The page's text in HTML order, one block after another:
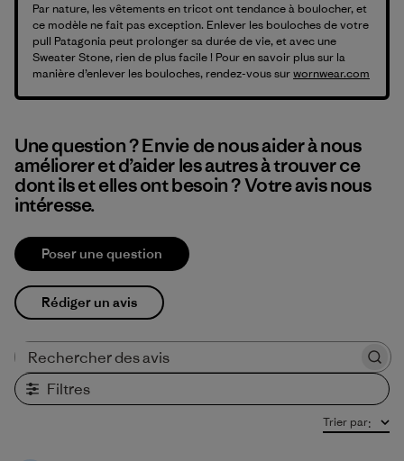
Par nature, les vêtements en tricot ont tendance à boulocher, et
ce modèle ne fait pas exception. Enlever les bouloches de votre
pull Patagonia peut prolonger sa durée de vie, et avec une
Sweater Stone, rien de plus facile ! Pour en savoir plus sur la
manière d’enlever les bouloches, rendez-vous surwornwear.com
Une question ? Envie de nous aider à nous
améliorer et d’aider les autres à trouver ce
dont ils et elles ont besoin ? Votre avis nous
intéresse.
Poser une question
Rédiger un avis
Filtres
Trier par: